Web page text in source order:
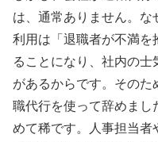
は、通常ありません。
利用は「退職者が不満を
ることになり、社内の士
があるからです。そのた
職代行を使って辞めまし
めて稀です。人事担当者